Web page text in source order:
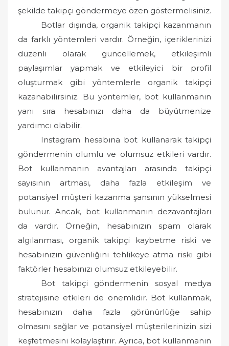
şekilde takipçi göndermeye özen göstermelisiniz.
Botlar dışında, organik takipçi kazanmanın
da farklı yöntemleri vardır. Örneğin, içeriklerinizi
düzenli olarak güncellemek, etkileşimli
paylaşımlar yapmak ve etkileyici bir profil
oluşturmak gibi yöntemlerle organik takipçi
kazanabilirsiniz. Bu yöntemler, bot kullanmanın
yanı sıra hesabınızı daha da büyütmenize
yardımcı olabilir.
Instagram hesabına bot kullanarak takipçi
göndermenin olumlu ve olumsuz etkileri vardır.
Bot kullanmanın avantajları arasında takipçi
sayısının artması, daha fazla etkileşim ve
potansiyel müşteri kazanma şansının yükselmesi
bulunur. Ancak, bot kullanmanın dezavantajları
da vardır. Örneğin, hesabınızın spam olarak
algılanması, organik takipçi kaybetme riski ve
hesabınızın güvenliğini tehlikeye atma riski gibi
faktörler hesabınızı olumsuz etkileyebilir.
Bot takipçi göndermenin sosyal medya
stratejisine etkileri de önemlidir. Bot kullanmak,
hesabınızın daha fazla görünürlüğe sahip
olmasını sağlar ve potansiyel müşterilerinizin sizi
keşfetmesini kolaylaştırır. Ayrıca, bot kullanmanın